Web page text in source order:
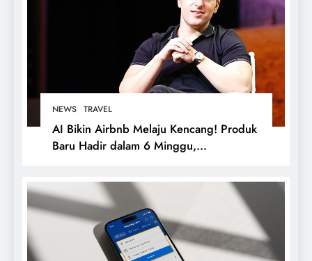
NEWS TRAVEL
AI Bikin Airbnb Melaju Kencang! Produk
Baru Hadir dalam 6 Minggu,
Tertinggal?